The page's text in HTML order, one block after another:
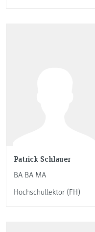
Patrick Schlauer
BA BA MA
Hochschullektor (FH)